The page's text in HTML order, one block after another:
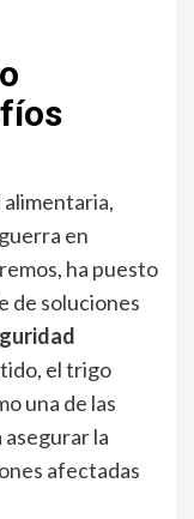
en
ha puesto
de soluciones
el trigo
una de las
la
afectadas